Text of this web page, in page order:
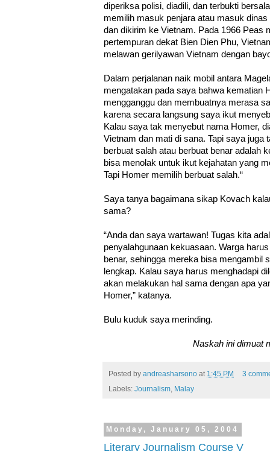
diperiksa polisi, diadili, dan terbukti
memilih masuk penjara atau masuk
dan dikirim ke Vietnam. Pada 1966 Peas
pertempuran dekat Bien Dien Phu,
melawan gerilyawan Vietnam dengan
Dalam perjalanan naik mobil antara
mengatakan pada saya bahwa kematian
mengganggu dan membuatnya merasa
karena secara langsung saya ikut
Kalau saya tak menyebut nama Homer,
Vietnam dan mati di sana. Tapi saya juga
berbuat salah atau berbuat benar adalah
bisa menolak untuk ikut kejahatan yang
Tapi Homer memilih berbuat salah.“
Saya tanya bagaimana sikap Kovach
sama?
“Anda dan saya wartawan! Tugas kita
penyalahgunaan kekuasaan. Warga
benar, sehingga mereka bisa mengambil
lengkap. Kalau saya harus menghadapi
akan melakukan hal sama dengan apa
Homer,” katanya.
Bulu kuduk saya merinding.
Naskah ini dimuat
Posted by andreasharsono at 1:45 PM
3
Labels: Journalism Malay
Monday, January 05, 2004
Literary Journalism Course V